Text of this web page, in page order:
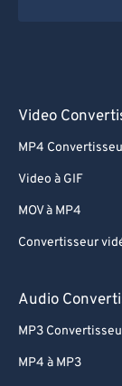
Video
MP4
Video à GIF
MOV à MP4
Convertisseur
Audio
MP3
MP4 à MP3